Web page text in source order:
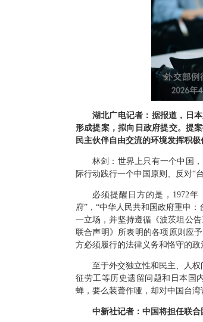
湖北广电记者：据报道，日
形成提案，拟向日政府提交。提
民主伙伴自由交流的环境发挥积
林剑：世界上只有一个中国
际行动践行一个中国原则、反对“
必须提醒日方的是，1972
府”，“中华人民共和国政府重申
一立场，并坚持遵循《波茨坦公
联合声明》所表明的各项原则应
方必须履行的法律义务和恪守的政
至于外交独立性和民主、人
征劳工等历史遗留问题和日本国
蝉，要么装聋作哑，却对中国台
中新社记者：中国将担任联